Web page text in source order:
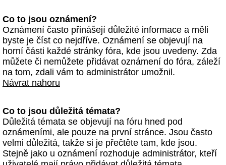
Co to jsou oznámení?
Oznámení často přinášejí důležité informace a měli
byste je číst co nejdříve. Oznámení se objevují na
horní části každé stránky fóra, kde jsou uvedeny. Zda
můžete či nemůžete přidávat oznámení do fóra, záleží
na tom, zdali vám to administrátor umožnil.
Návrat nahoru
Co to jsou důležitá témata?
Důležitá témata se objevují na fóru hned pod
oznámeními, ale pouze na první stránce. Jsou často
velmi důležitá, takže si je přečtěte tam, kde jsou.
Stejně jako u oznámení rozhoduje administrátor, kteří